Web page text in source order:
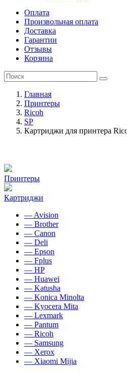
Оплата
Произвольная оплата
Доставка
Гарантии
Отзывы
Корзина
Главная
Принтеры
Ricoh
SP
Картриджи для принтера
Принтеры
Картриджи
— Avision
— Brother
— Canon
— Deli
— Epson
— Fplus
— HP
— Huawei
— Katusha
— Konica Minolta
— Kyocera Mita
— Lexmark
— Pantum
— Ricoh
— Samsung
— Xerox
— Xiaomi Mijia